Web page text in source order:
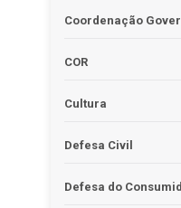
Coordenação
COR
Cultura
Defesa Civil
Defesa do